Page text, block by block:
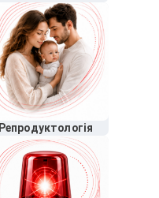
Репродуктологія